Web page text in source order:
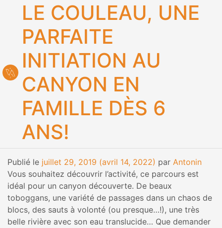
LE COULEAU, UNE
PARFAITE
INITIATION AU
CANYON EN
FAMILLE DÈS 6
ANS!
Publié le juillet 29, 2019 (avril 14, 2022) par Antonin
Vous souhaitez découvrir l’activité, ce parcours est
idéal pour un canyon découverte. De beaux
toboggans, une variété de passages dans un chaos de
blocs, des sauts à volonté (ou presque…!), une très
belle rivière avec son eau translucide… Que demander